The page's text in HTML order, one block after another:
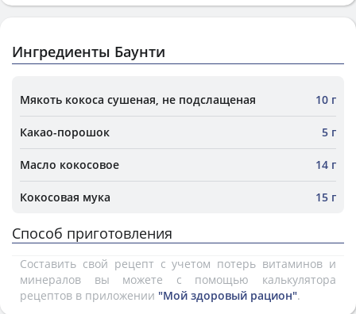
Ингредиенты Баунти
Мякоть кокоса сушеная, не подслащеная 10 г
Какао-порошок 5 г
Масло кокосовое 14 г
Кокосовая мука 15 г
Способ приготовления
Составить свой рецепт с учетом потерь витаминов и
минералов вы можете с помощью калькулятора
рецептов в приложении "Мой здоровый рацион".